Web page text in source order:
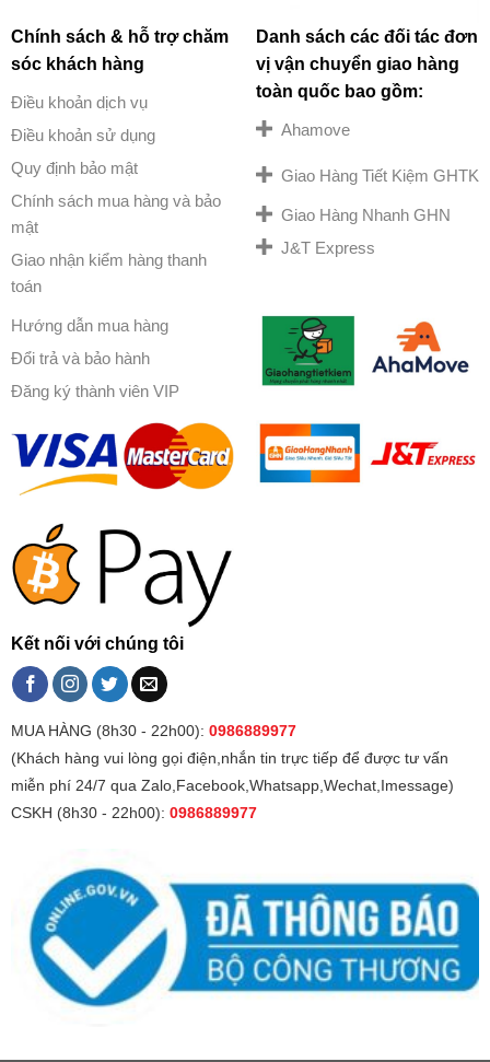
Chính sách & hỗ trợ chăm
sóc khách hàng
Điều khoản dịch vụ
Điều khoản sử dụng
Quy định bảo mật
Chính sách mua hàng và bảo
mật
Giao nhận kiểm hàng thanh
toán
Hướng dẫn mua hàng
Đổi trả và bảo hành
Đăng ký thành viên VIP
Danh sách các đối tác đơn
vị vận chuyển giao hàng
toàn quốc bao gồm:
Ahamove
Giao Hàng Tiết Kiệm GHTK
Giao Hàng Nhanh GHN
J&T Express
Kết nối với chúng tôi
MUA HÀNG (8h30 - 22h00): 0986889977
(Khách hàng vui lòng gọi điện,nhắn tin trực tiếp để được tư vấn
miễn phí 24/7 qua Zalo,Facebook,Whatsapp,Wechat,Imessage)
CSKH (8h30 - 22h00): 0986889977